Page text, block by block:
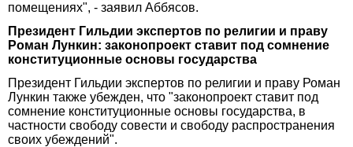
помещениях", - заявил Аббясов.
Президент Гильдии экспертов по религии и праву
Роман Лункин: законопроект ставит под сомнение
конституционные основы государства
Президент Гильдии экспертов по религии и праву Роман
Лункин также убежден, что "законопроект ставит под
сомнение конституционные основы государства, в
частности свободу совести и свободу распространения
своих убеждений".